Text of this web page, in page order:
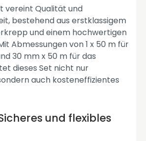
vereint Qualität und
bestehend aus erstklassigem
und einem hochwertigen
Abmessungen von 1 x 50 m für
30 mm x 50 m für das
dieses Set nicht nur
auch kosteneffizientes
und flexibles